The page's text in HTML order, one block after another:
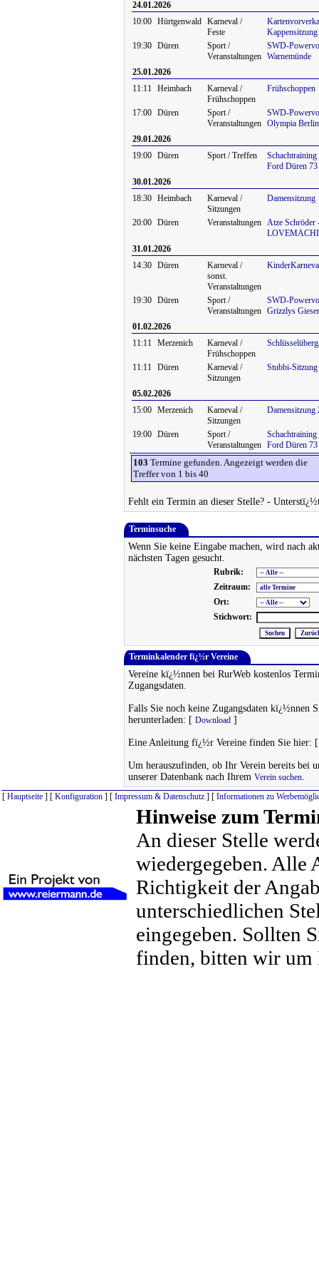
24.01.2026
10:00 Hürtgenwald Karneval /
Feste
19:30 Düren
Sport /
Veranstaltungen
SWD-
Warnemünde
25.01.2026
11:11 Heimbach
Karneval /
Frühschoppen
Frühschoppen
17:00 Düren
Sport /
Veranstaltungen
SWD-
Olympia Berlin
29.01.2026
19:00 Düren Sport / Treffen
Ford Düren 73
30.01.2026
18:30 Heimbach
Karneval /
Sitzungen
Damensitzung
20:00 Düren Veranstaltungen Atze Schröder
31.01.2026
14:30 Düren
Karneval /
sonst.
Veranstaltungen
19:30 Düren
Sport /
Veranstaltungen
SWD-
Grizzlys
01.02.2026
11:11 Merzenich
Karneval /
Frühschoppen
11:11 Düren
Karneval /
Sitzungen
Stubbi-Sitzung
05.02.2026
15:00 Merzenich
Karneval /
Sitzungen
Damensitzung
19:00 Düren
Sport /
Veranstaltungen Ford Düren 73
103 Termine gefunden. Angezeigt werden die
Treffer von 1 bis 40
Fehlt ein Termin an dieser Stelle? -
Terminsuche
Wenn Sie keine Eingabe machen, wird nach
nächsten Tagen gesucht.
Rubrik:
Zeitraum:
Ort:
Stichwort:
Terminkalender fï¿½r Vereine
Vereine kï¿½nnen bei RurWeb kostenlos
Zugangsdaten.
Falls Sie noch keine Zugangsdaten kï¿½nnen
herunterladen: [ Download ]
Eine Anleitung fï¿½r Vereine finden Sie hier:
Um herauszufinden, ob Ihr Verein bereits bei
unserer Datenbank nach Ihrem Verein suchen.
[ Hauptseite ] [ Konfiguration ] [ Impressum & Datenschutz ] [ Informationen zu
Hinweise zum
An dieser Stelle
wiedergegeben. Alle
Richtigkeit der
unterschiedlichen
eingegeben. Sollten
finden, bitten wir um